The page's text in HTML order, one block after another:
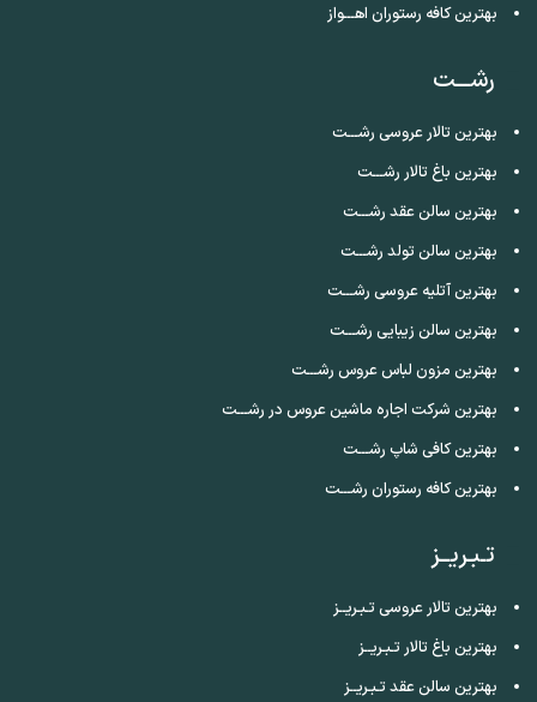
بهترین کافه رستوران اهـــواز
رشـــت
بهترین تالار عروسی رشـــت
بهترین باغ تالار رشـــت
بهترین سالن عقد رشـــت
بهترین سالن تولد رشـــت
بهترین آتلیه عروسی رشـــت
بهترین سالن زیبایی رشـــت
بهترین مزون لباس عروس رشـــت
بهترین شرکت اجاره ماشین عروس در رشـــت
بهترین کافی شاپ رشـــت
بهترین کافه رستوران رشـــت
تـبـریــز
بهترین تالار عروسی تـبـریــز
بهترین باغ تالار تـبـریــز
بهترین سالن عقد تـبـریــز